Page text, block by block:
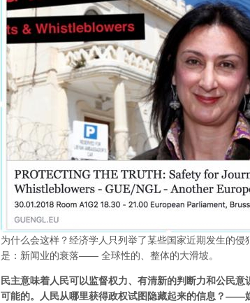
为什么会这样？经济学人只列举了某些国家近期发生的
是：新闻业的衰落—— 全球性的、整体的大滑坡。
民主意味着人民可以监督权力、有清新的判断力和公民
可能的。人民从哪里获得政权试图隐藏起来的信息？——